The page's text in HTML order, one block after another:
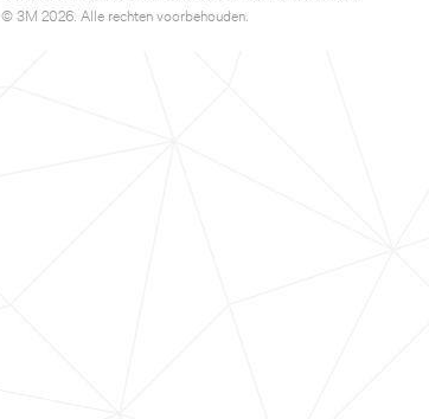
© 3M 2026. Alle rechten voorbehouden.